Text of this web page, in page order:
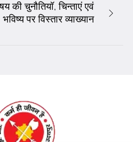
की चुनौतियॉ, चिन्ताएं एवं
भविष्य पर विस्तार व्याख्यान